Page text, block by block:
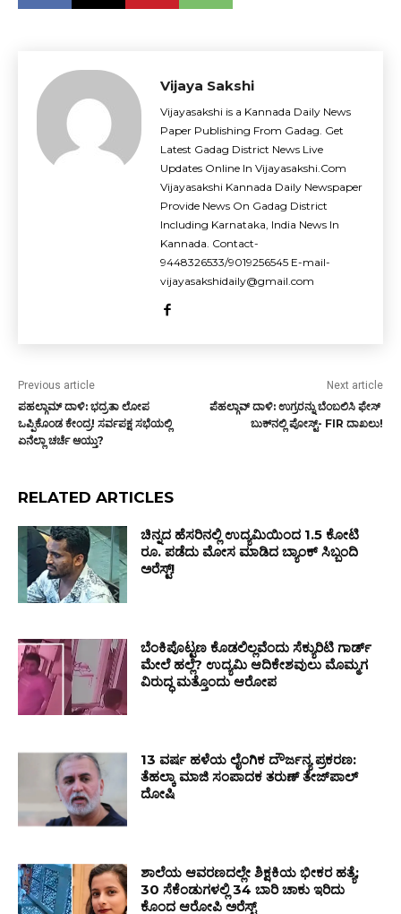
Vijaya Sakshi
Vijayasakshi is a Kannada Daily News
Paper Publishing From Gadag. Get
Latest Gadag District News Live
Updates Online In Vijayasakshi.Com
Vijayasakshi Kannada Daily Newspaper
Provide News On Gadag District
Including Karnataka, India News In
Kannada. Contact-
9448326533/9019256545 E-mail-
vijayasakshidaily@gmail.com
Previous article
ಪಹಲ್ಗಾಮ್ ದಾಳಿ: ಭದ್ರತಾ ಲೋಪ
ಒಪ್ಪಿಕೊಂಡ ಕೇಂದ್ರ! ಸರ್ವಪಕ್ಷ ಸಭೆಯಲ್ಲಿ
ಏನೆಲ್ಲಾ ಚರ್ಚೆ ಆಯ್ತು?
Next article
ಪೆಹಲ್ಗಾವ್ ದಾಳಿ: ಉಗ್ರರನ್ನು ಬೆಂಬಲಿಸಿ ಫೇಸ್ ​
ಬುಕ್​ನಲ್ಲಿ ಪೋಸ್ಟ್​- FIR ದಾಖಲು!
RELATED ARTICLES
ಚಿನ್ನದ ಹೆಸರಿನಲ್ಲಿ ಉದ್ಯಮಿಯಿಂದ 1.5 ಕೋಟಿ
ರೂ. ಪಡೆದು ಮೋಸ ಮಾಡಿದ ಬ್ಯಾಂಕ್ ಸಿಬ್ಬಂದಿ
ಅರೆಸ್ಟ್!
ಬೆಂಕಿಪೊಟ್ಟಣ ಕೊಡಲಿಲ್ಲವೆಂದು ಸೆಕ್ಯುರಿಟಿ ಗಾರ್ಡ್
ಮೇಲೆ ಹಲ್ಲೆ? ಉದ್ಯಮಿ ಆದಿಕೇಶವುಲು ಮೊಮ್ಮಗ
ವಿರುದ್ಧ ಮತ್ತೊಂದು ಆರೋಪ
13 ವರ್ಷ ಹಳೆಯ ಲೈಂಗಿಕ ದೌರ್ಜನ್ಯ ಪ್ರಕರಣ:
ತೆಹಲ್ಕಾ ಮಾಜಿ ಸಂಪಾದಕ ತರುಣ್ ತೇಜ್‌ಪಾಲ್
ದೋಷಿ
ಶಾಲೆಯ ಆವರಣದಲ್ಲೇ ಶಿಕ್ಷಕಿಯ ಭೀಕರ ಹತ್ಯೆ;
30 ಸೆಕೆಂಡುಗಳಲ್ಲಿ 34 ಬಾರಿ ಚಾಕು ಇರಿದು
ಕೊಂದ ಆರೋಪಿ ಅರೆಸ್ಟ್